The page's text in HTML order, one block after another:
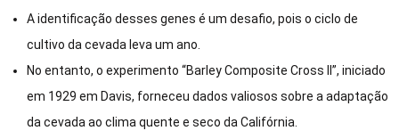
A identificação desses genes é um desafio, pois o ciclo de
cultivo da cevada leva um ano.
No entanto, o experimento “Barley Composite Cross II”, iniciado
em 1929 em Davis, forneceu dados valiosos sobre a adaptação
da cevada ao clima quente e seco da Califórnia.